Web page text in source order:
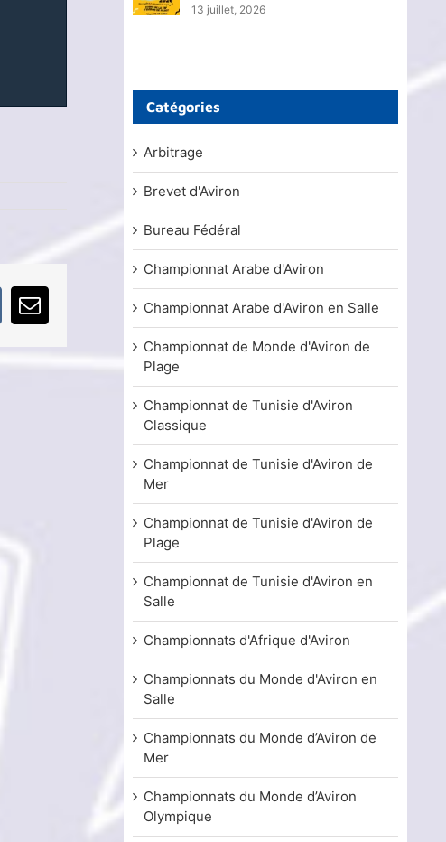
Email
13 juillet, 2026
Catégories
Arbitrage
Brevet d'Aviron
Bureau Fédéral
Championnat Arabe d'Aviron
Championnat Arabe d'Aviron en Salle
Championnat de Monde d'Aviron de
Plage
Championnat de Tunisie d'Aviron
Classique
Championnat de Tunisie d'Aviron de
Mer
Championnat de Tunisie d'Aviron de
Plage
Championnat de Tunisie d'Aviron en
Salle
Championnats d'Afrique d'Aviron
Championnats du Monde d'Aviron en
Salle
Championnats du Monde d’Aviron de
Mer
Championnats du Monde d’Aviron
Olympique